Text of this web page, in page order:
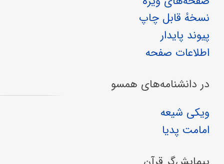
نسخهٔ قابل چاپ
پیوند پایدار
اطلاعات صفحه
در دانشنامه‌های همسو
ویکی شیعه
امامت پدیا